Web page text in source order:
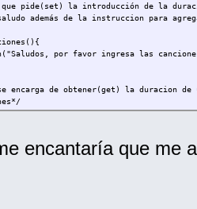
pide(set) la introducción de la
además de la instruccion para
por favor ingresa las
encarga de obtener(get) la duracion de
requiere añadir(set) una cancion al
valorTituloCancion, float
encantaría que me